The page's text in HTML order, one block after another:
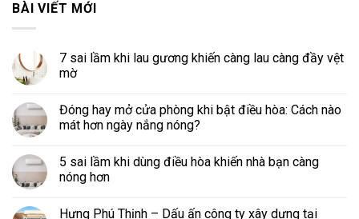
BÀI VIẾT MỚI
7 sai lầm khi lau gương khiến càng lau càng đầy vệt
mờ
Đóng hay mở cửa phòng khi bật điều hòa: Cách nào
mát hơn ngày nắng nóng?
5 sai lầm khi dùng điều hòa khiến nhà bạn càng
nóng hơn
Hưng Phú Thịnh – Dấu ấn công ty xây dựng tại